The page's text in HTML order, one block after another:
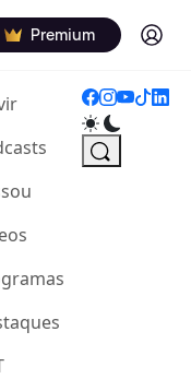
Premium Log in
(current)